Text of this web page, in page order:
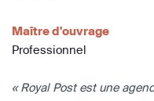
Maître d'ouvrage
Professionnel
« Royal Post est une